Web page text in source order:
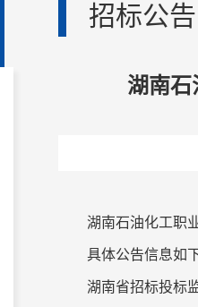
招标公告
湖南石
湖南石油化工职
具体公告信息如下
湖南省招标投标